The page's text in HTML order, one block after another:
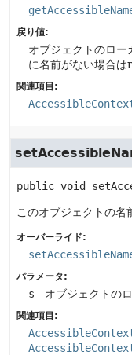
戻り値:
オブジェクトのロー
に名前がない場合は
関連項目:
public void
このオブジェクトの名
オーバーライド:
パラメータ:
s - オブジェクトの
関連項目: